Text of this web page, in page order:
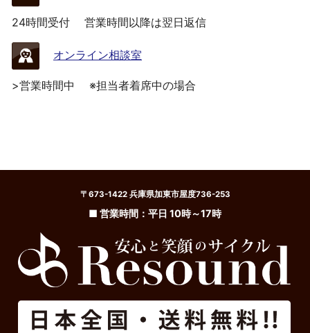
24時間受付 営業時間以降は翌日返信
オンライン相談室
>営業時間中 ※担当者着席中の場合
〒673-1422 兵庫県加東市屋度736-253
■ 営業時間：平日 10時～17時